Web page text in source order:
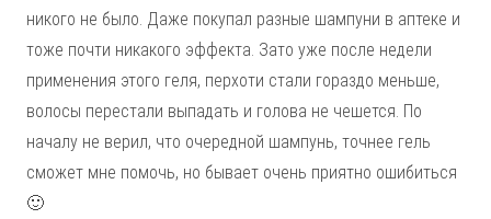
никого не было. Даже покупал разные шампуни в аптеке и
тоже почти никакого эффекта. Зато уже после недели
применения этого геля, перхоти стали гораздо меньше,
волосы перестали выпадать и голова не чешется. По
началу не верил, что очередной шампунь, точнее гель
сможет мне помочь, но бывает очень приятно ошибиться
🙂